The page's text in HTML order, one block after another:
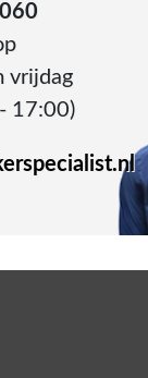
vrijdag
17:00)